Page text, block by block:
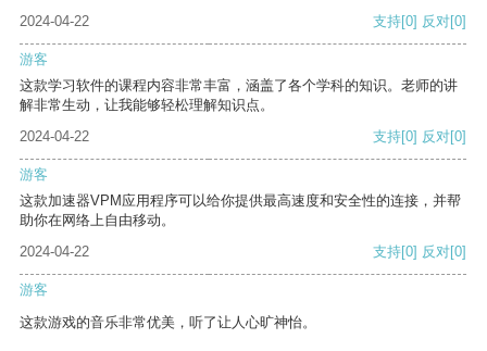
2024-04-22
支持[0] 反对[0]
游客
这款学习软件的课程内容非常丰富，涵盖了各个学科的知识。老师的讲
解非常生动，让我能够轻松理解知识点。
2024-04-22
支持[0] 反对[0]
游客
这款加速器VPM应用程序可以给你提供最高速度和安全性的连接，并帮
助你在网络上自由移动。
2024-04-22
支持[0] 反对[0]
游客
这款游戏的音乐非常优美，听了让人心旷神怡。